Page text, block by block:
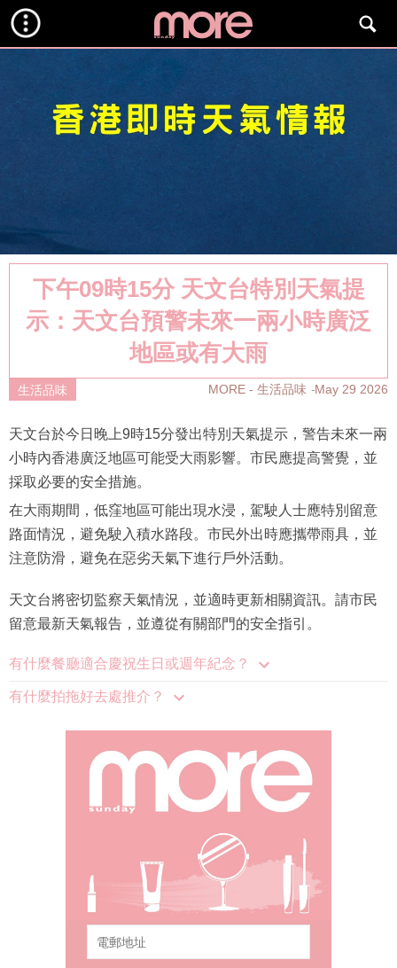
下午09時15分 天文台特別天氣提
示：天文台預警未來一兩小時廣泛
地區或有大雨
生活品味 MORE - 生活品味 May 29 2026
天文台於今日晚上9時15分發出特別天氣提示，警告未來一兩
小時內香港廣泛地區可能受大雨影響。市民應提高警覺，並
採取必要的安全措施。
在大雨期間，低窪地區可能出現水浸，駕駛人士應特別留意
路面情況，避免駛入積水路段。市民外出時應攜帶雨具，並
注意防滑，避免在惡劣天氣下進行戶外活動。
天文台將密切監察天氣情況，並適時更新相關資訊。請市民
留意最新天氣報告，並遵從有關部門的安全指引。
有什麼餐廳適合慶祝生日或週年紀念？
有什麼拍拖好去處推介？